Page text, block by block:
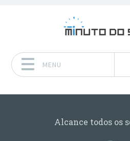
MENU
Alcance todos os